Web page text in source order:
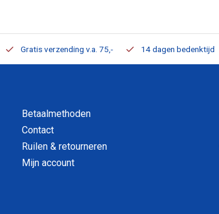
Gratis verzending v.a. 75,- 14 dagen bedenktijd
Betaalmethoden
Contact
Ruilen & retourneren
Mijn account